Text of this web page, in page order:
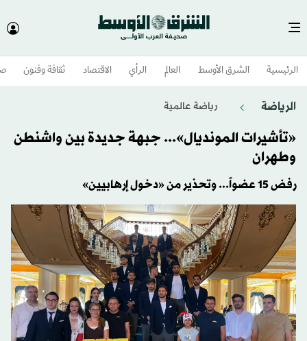
الرئيسية الشرق الأوسط​ العالم الرأي الاقتصاد ثقافة وفنون
الرياضة رياضة عالمية
«تأشيرات المونديال»... جبهة جديدة بين واشنطن
وطهران
رفض 15 عضواً... وتحذير من «دخول إرهابيين»